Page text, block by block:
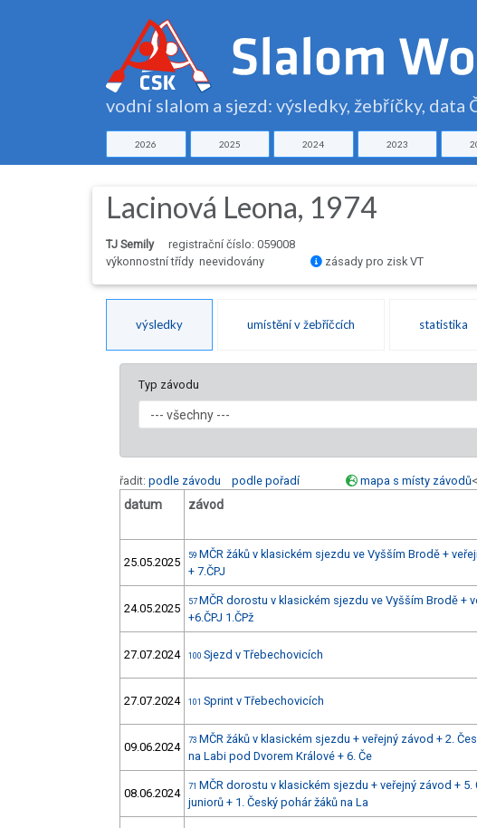
vodní slalom a sjezd: výsledky, žebříčky, data
2026 2025 2024 2023
Lacinová Leona, 1974
TJ Semily
registrační číslo: 059008
výkonnostní třídy neevidovány
zásady pro zisk VT
výsledky umístění v žebříčcích statistika
Typ závodu
řadit: podle závodu podle pořadí mapa s místy závodů<
datum závod
25.05.2025 59 MČR žáků v klasickém sjezdu ve Vyšším Brodě +
+ 7.ČPJ
24.05.2025 57 MČR dorostu v klasickém sjezdu ve Vyšším Brodě +
+6.ČPJ 1.ČPž
27.07.2024 100 Sjezd v Třebechovicích
27.07.2024 101 Sprint v Třebechovicích
09.06.2024 73 MČR žáků v klasickém sjezdu + veřejný závod + 2.
na Labi pod Dvorem Králové + 6. Če
08.06.2024 71 MČR dorostu v klasickém sjezdu + veřejný závod + 5.
juniorů + 1. Český pohár žáků na La